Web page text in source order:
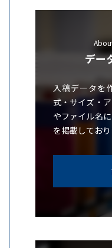
デー
入稿データを
式・サイズ・
やファイル名
を掲載しており